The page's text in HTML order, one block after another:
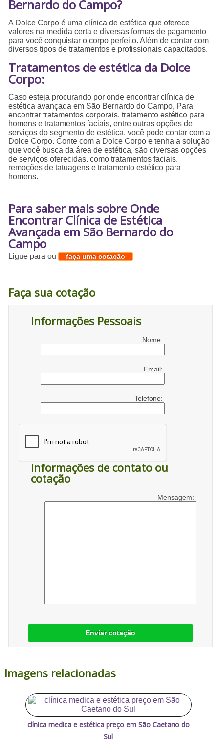
Bernardo do Campo?
A Dolce Corpo é uma clínica de estética que oferece
valores na medida certa e diversas formas de pagamento
para você conquistar o corpo perfeito. Além de contar com
diversos tipos de tratamentos e profissionais capacitados.
Tratamentos de estética da Dolce
Corpo:
Caso esteja procurando por onde encontrar clínica de
estética avançada em São Bernardo do Campo, Para
encontrar tratamentos corporais, tratamento estético para
homens e tratamentos faciais, entre outras opções de
serviços do segmento de estética, você pode contar com a
Dolce Corpo. Conte com a Dolce Corpo e tenha a solução
que você busca da área de estética, são diversas opções
de serviços oferecidas, como tratamentos faciais,
remoções de tatuagens e tratamento estético para
homens.
Para saber mais sobre Onde
Encontrar Clínica de Estética
Avançada em São Bernardo do
Campo
Ligue paraou faça uma cotação
Faça sua cotação
Informações Pessoais
Nome:
Email:
Telefone:
Informações de contato ou
cotação
Mensagem:
Enviar cotação
Imagens relacionadas
clínica medica e estética preço em São Caetano do
Sul